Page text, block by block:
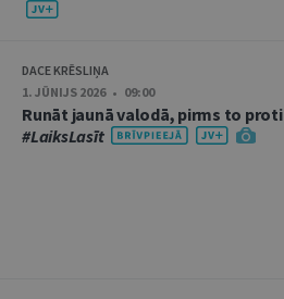
DACE KRĒSLIŅA
1. JŪNIJS 2026 • 09:00
Runāt jaunā valodā, pirms to proti
#LaiksLasīt